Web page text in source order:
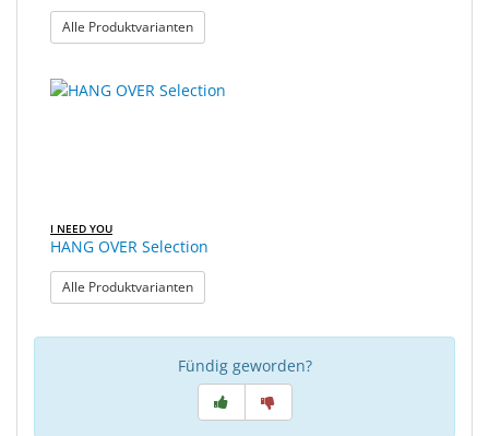
Alle Produktvarianten: HANG OVER Life
I NEED YOU
HANG OVER Selection
Alle Produktvarianten: HANG OVER Selection
Fündig geworden?